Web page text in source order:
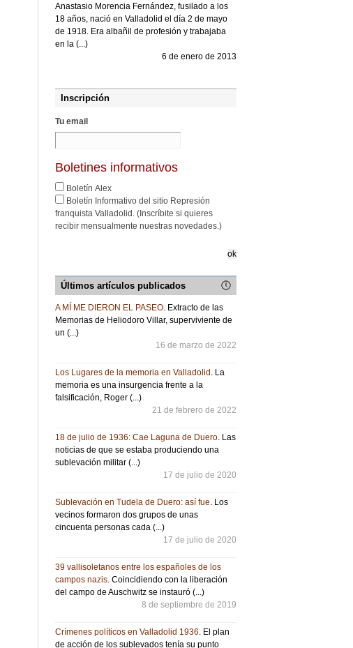
Anastasio Morencia Fernández, fusilado a los
18 años, nació en Valladolid el día 2 de mayo
de 1918. Era albañil de profesión y trabajaba
en la (...)
6 de enero de 2013
Inscripción
Tu email
Boletines informativos
Boletín Alex
Boletín Informativo del sitio Represión
franquista Valladolid. (Inscríbite si quieres
recibir mensualmente nuestras novedades.)
Últimos artículos publicados
A MÍ ME DIERON EL PASEO . Extracto de las
Memorias de Heliodoro Villar, superviviente de
un (...)
16 de marzo de 2022
Los Lugares de la memoria en Valladolid . La
memoria es una insurgencia frente a la
falsificación, Roger (...)
21 de febrero de 2022
18 de julio de 1936: Cae Laguna de Duero . Las
noticias de que se estaba produciendo una
sublevación militar (...)
17 de julio de 2020
Sublevación en Tudela de Duero: así fue . Los
vecinos formaron dos grupos de unas
cincuenta personas cada (...)
17 de julio de 2020
39 vallisoletanos entre los españoles de los
campos nazis . Coincidiendo con la liberación
del campo de Auschwitz se instauró (...)
8 de septiembre de 2019
Crímenes políticos en Valladolid 1936 . El plan
de acción de los sublevados tenía su punto